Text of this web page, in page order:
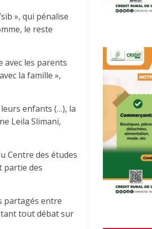
», qui pénalise
le reste
avec les parents
la famille »,
enfants (…), la
Leila Slimani,
Centre des études
partie des
partagés entre
tout débat sur